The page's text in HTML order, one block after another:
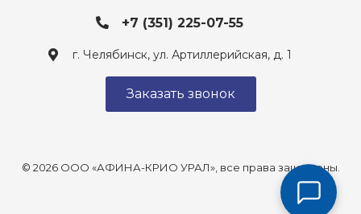
+7 (351) 225-07-55
г. Челябинск, ул. Артиллерийская, д. 1
Заказать звонок
© 2026 ООО «АФИНА-КРИО УРАЛ», все права защищены.